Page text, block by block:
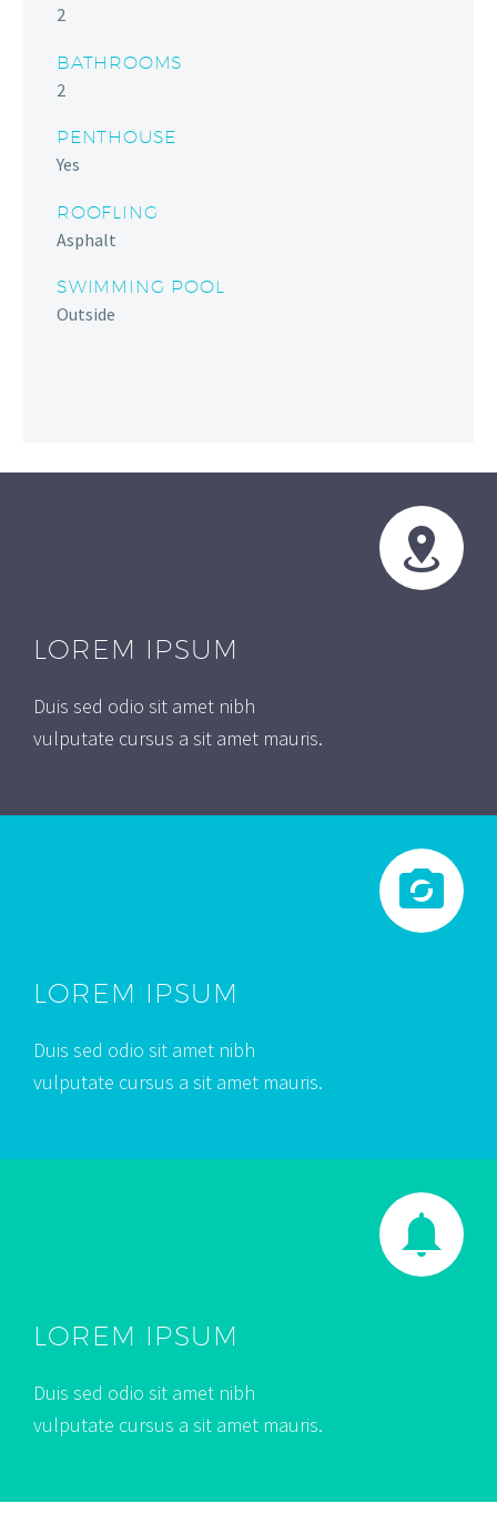
2
BATHROOMS
2
PENTHOUSE
Yes
ROOFLING
Asphalt
SWIMMING POOL
Outside
LOREM IPSUM
Duis sed odio sit amet nibh
vulputate cursus a sit amet mauris.
LOREM IPSUM
Duis sed odio sit amet nibh
vulputate cursus a sit amet mauris.
LOREM IPSUM
Duis sed odio sit amet nibh
vulputate cursus a sit amet mauris.